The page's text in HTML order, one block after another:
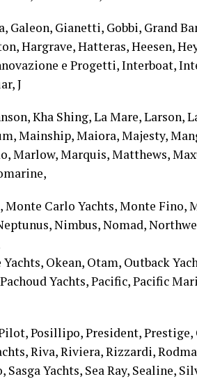
Galeon, Gianetti, Gobbi, Grand
Hargrave, Hatteras, Heesen,
e Progetti, Interboat,
J
Kha Shing, La Mare, Larson,
Mainship, Maiora, Majesty,
Marlow, Marquis, Matthews,
Carlo Yachts, Monte Fino,
Nimbus, Nomad,
Okean, Otam, Outback
Yachts, Pacific, Pacific
Posillipo, President,
Riva, Riviera, Rizzardi,
Sasga Yachts, Sea Ray, Sealine,